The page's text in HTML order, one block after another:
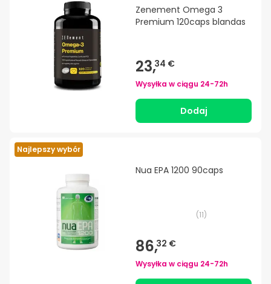
Zenement Omega 3
Premium 120caps blandas
23,34 €
Wysyłka w ciągu 24-72h
Dodaj
Najlepszy wybór
Nua EPA 1200 90caps
(11)
86,32 €
Wysyłka w ciągu 24-72h